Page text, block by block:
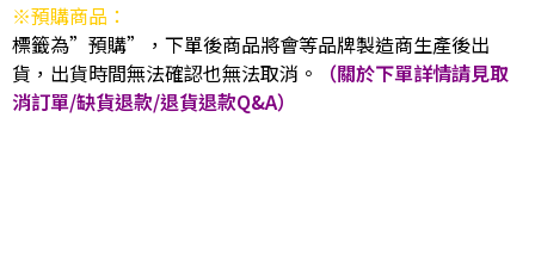
※預購商品：
標籤為”預購”，下單後商品將會等品牌製造商生產後出
貨，出貨時間無法確認也無法取消。
（關於下單詳情請見取
消訂單/缺貨退款/退貨退款Q&A）